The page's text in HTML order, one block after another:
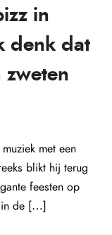
in
denk dat
met een
blikt hij terug
feesten op
in de […]